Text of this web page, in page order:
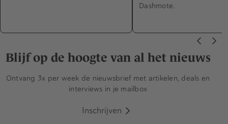
Dashmote.
Blijf op de hoogte van al het nieuws
Ontvang 3x per week de nieuwsbrief met artikelen, deals en
interviews in je mailbox
Inschrijven